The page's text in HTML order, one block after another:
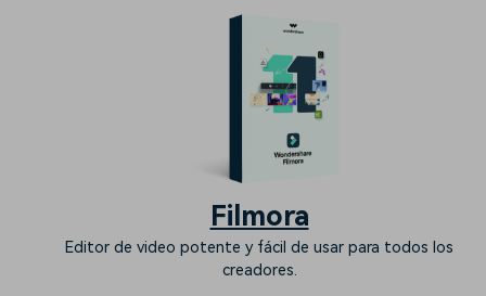
Filmora
Editor de video potente y fácil de usar para todos los
creadores.